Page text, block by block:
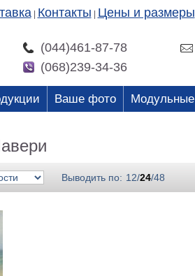
Контакты Цены и размеры
(044)461-87-78
(068)239-34-36
Ваше фото Модульные
Выводить по: 12/24/48